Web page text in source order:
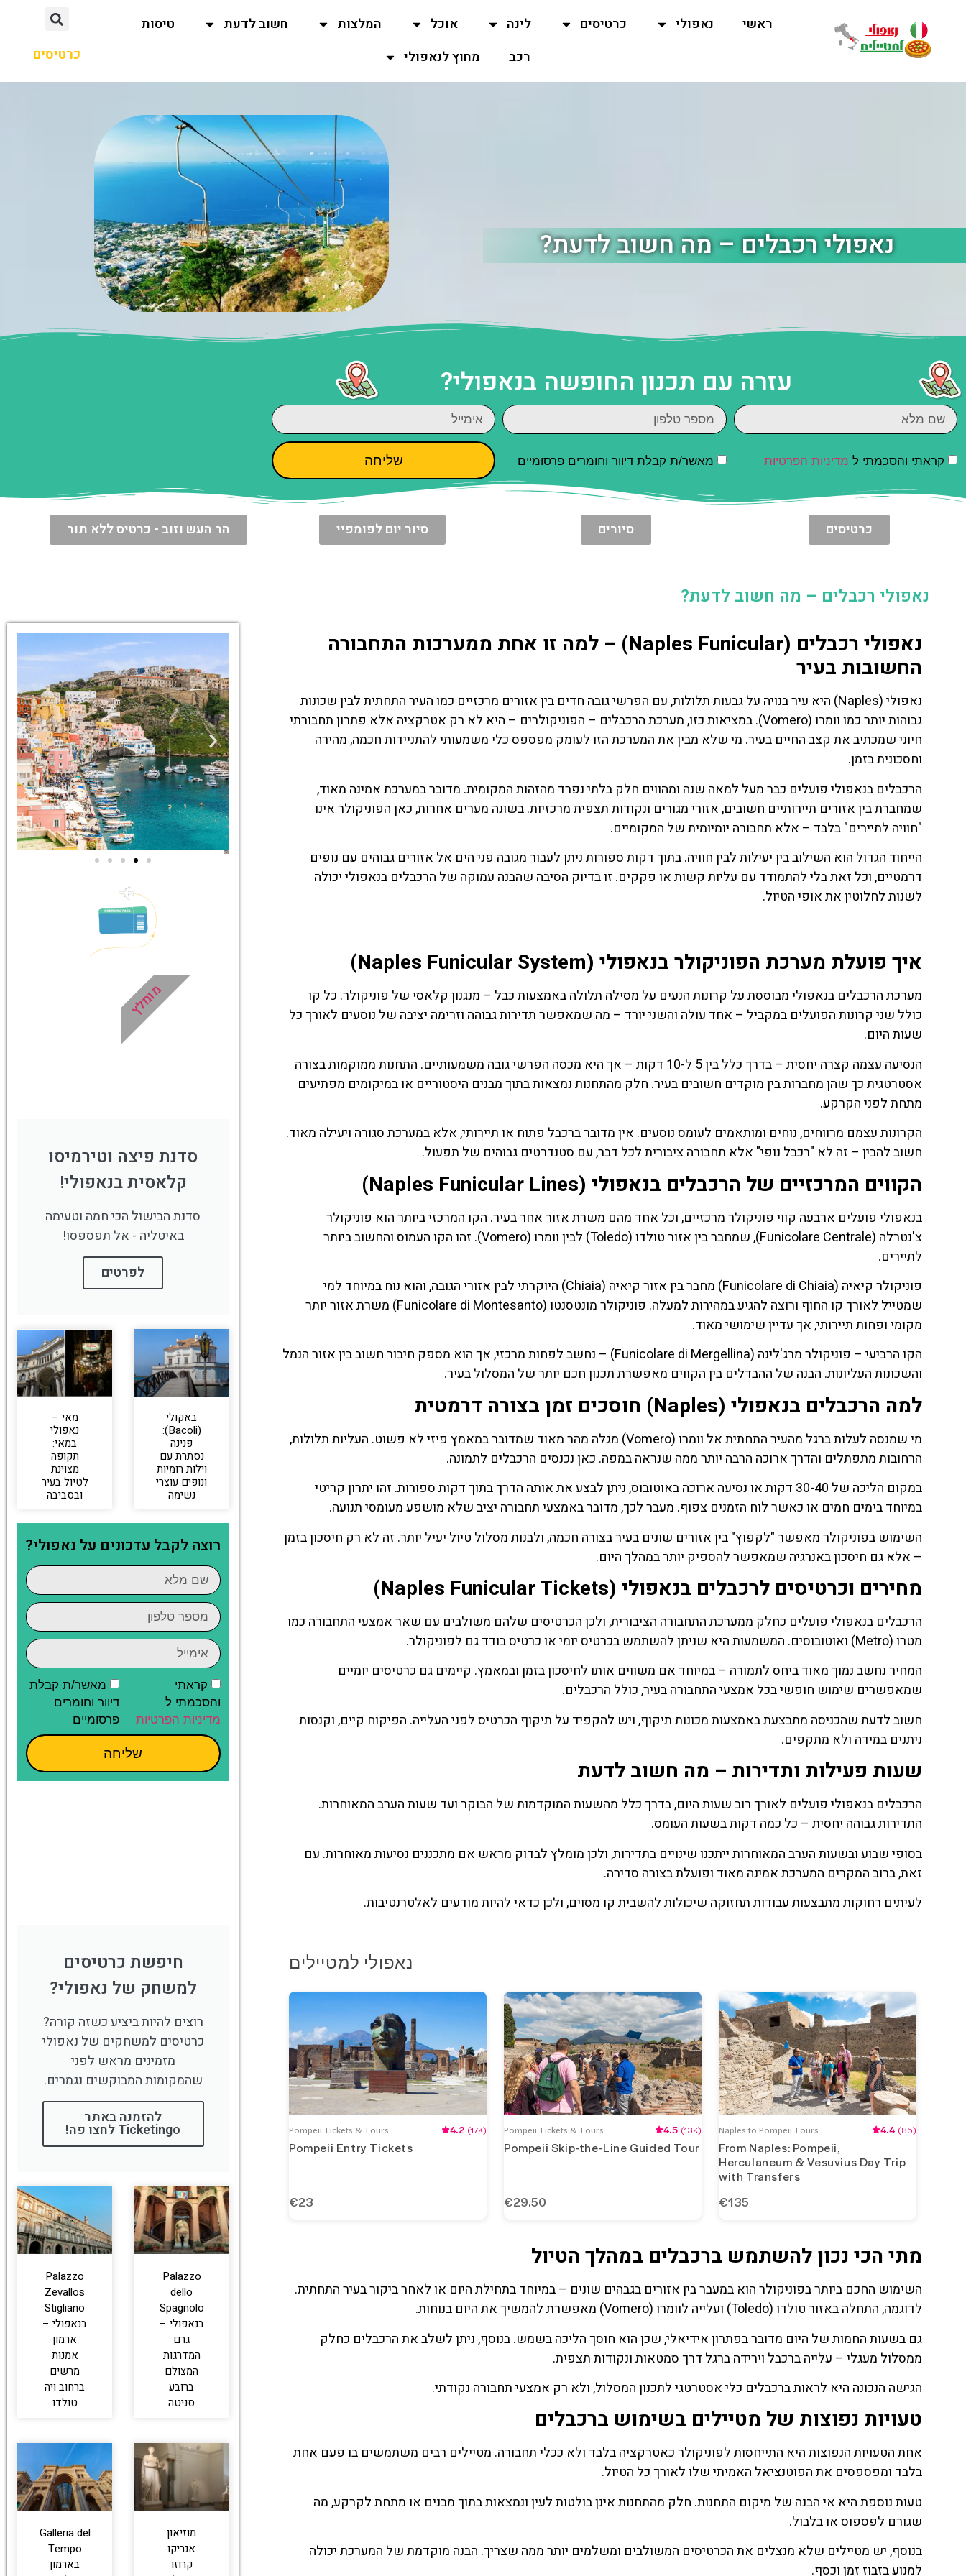
ראשי נאפולי כרטיסים לינה אוכל המלצות חשוב לדעת
טיסות
רכב
מחוץ לנאפולי כרטיסים
נאפולי רכבלים – מה חשוב לדעת?
עזרה עם תכנון החופשה בנאפולי?
קראתי והסכמתי ל מדיניות הפרטיות מאשר/ת קבלת דיוור וחומרים פרסומיים שליחה
כרטיסים סיורים סיור יום לפומפיי הר העש וזוב - כרטיס ללא תור
נאפולי רכבלים – מה חשוב לדעת?
נאפולי רכבלים (Naples Funicular) – למה זו אחת ממערכות התחבורה
החשובות בעיר
נאפולי (Naples) היא עיר בנויה על גבעות תלולות, עם הפרשי גובה חדים בין אזורים מרכזיים כמו העיר התחתית לבין שכונות
גבוהות יותר כמו וומרו (Vomero). במציאות כזו, מערכת הרכבלים – הפוניקולרים – היא לא רק אטרקציה אלא פתרון תחבורתי
חיוני שמכתיב את קצב החיים בעיר. מי שלא מבין את המערכת הזו לעומק מפספס כלי משמעותי להתניידות חכמה, מהירה
וחסכונית בזמן.
הרכבלים בנאפולי פועלים כבר מעל למאה שנה ומהווים חלק בלתי נפרד מהזהות המקומית. מדובר במערכת אמינה מאוד,
שמחברת בין אזורים תיירותיים חשובים, אזורי מגורים ונקודות תצפית מרכזיות. בשונה מערים אחרות, כאן הפוניקולר אינו
"חוויה לתיירים" בלבד – אלא תחבורה יומיומית של המקומיים.
הייחוד הגדול הוא השילוב בין יעילות לבין חוויה. בתוך דקות ספורות ניתן לעבור מגובה פני הים אל אזורים גבוהים עם נופים
דרמטיים, וכל זאת בלי להתמודד עם עליות קשות או פקקים. זו בדיוק הסיבה שהבנה עמוקה של הרכבלים בנאפולי יכולה
לשנות לחלוטין את אופי הטיול.
איך פועלת מערכת הפוניקולר בנאפולי (Naples Funicular System)
מערכת הרכבלים בנאפולי מבוססת על קרונות הנעים על מסילה תלולה באמצעות כבל – מנגנון קלאסי של פוניקולר. כל קו
כולל שני קרונות הפועלים במקביל – אחד עולה והשני יורד – מה שמאפשר תדירות גבוהה וזרימה יציבה של נוסעים לאורך כל
שעות היום.
הנסיעה עצמה קצרה יחסית – בדרך כלל בין 5 ל-10 דקות – אך היא מכסה הפרשי גובה משמעותיים. התחנות ממוקמות בצורה
אסטרטגית כך שהן מחברות בין מוקדים חשובים בעיר. חלק מהתחנות נמצאות בתוך מבנים היסטוריים או במיקומים מפתיעים
מתחת לפני הקרקע.
הקרונות עצמם מרווחים, נוחים ומותאמים לעומס נוסעים. אין מדובר ברכבל פתוח או תיירותי, אלא במערכת סגורה ויעילה מאוד.
חשוב להבין – זה לא "רכבל נופי" אלא תחבורה ציבורית לכל דבר, עם סטנדרטים גבוהים של תפעול.
הקווים המרכזיים של הרכבלים בנאפולי (Naples Funicular Lines)
בנאפולי פועלים ארבעה קווי פוניקולר מרכזיים, וכל אחד מהם משרת אזור אחר בעיר. הקו המרכזי ביותר הוא פוניקולר
צ'נטרלה (Funicolare Centrale), שמחבר בין אזור טולדו (Toledo) לבין וומרו (Vomero). זהו הקו העמוס והחשוב ביותר
לתיירים.
פוניקולר קיאיה (Funicolare di Chiaia) מחבר בין אזור קיאיה (Chiaia) היוקרתי לבין אזורי הגובה, והוא נוח במיוחד למי
שמטייל לאורך קו החוף ורוצה להגיע במהירות למעלה. פוניקולר מונטסנטו (Funicolare di Montesanto) משרת אזור יותר
מקומי ופחות תיירותי, אך עדיין שימושי מאוד.
הקו הרביעי – פוניקולר מרג'לינה (Funicolare di Mergellina) – נחשב לפחות מרכזי, אך הוא מספק חיבור חשוב בין אזור הנמל
והשכונות העליונות. הבנה של ההבדלים בין הקווים מאפשרת תכנון חכם יותר של המסלול בעיר.
למה הרכבלים בנאפולי (Naples) חוסכים זמן בצורה דרמטית
מי שמנסה לעלות ברגל מהעיר התחתית אל וומרו (Vomero) מגלה מהר מאוד שמדובר במאמץ פיזי לא פשוט. העליות תלולות,
הרחובות מתפתלים והדרך ארוכה הרבה יותר ממה שנראה במפה. כאן נכנסים הרכבלים לתמונה.
במקום הליכה של 30-40 דקות או נסיעה ארוכה באוטובוס, ניתן לבצע את אותה הדרך בתוך דקות ספורות. זהו יתרון קריטי
במיוחד בימים חמים או כאשר לוח הזמנים צפוף. מעבר לכך, מדובר באמצעי תחבורה יציב שלא מושפע מעומסי תנועה.
השימוש בפוניקולר מאפשר "לקפוץ" בין אזורים שונים בעיר בצורה חכמה, ולבנות מסלול טיול יעיל יותר. זה לא רק חיסכון בזמן
– אלא גם חיסכון באנרגיה שמאפשר להספיק יותר במהלך היום.
מחירים וכרטיסים לרכבלים בנאפולי (Naples Funicular Tickets)
הרכבלים בנאפולי פועלים כחלק ממערכת התחבורה הציבורית, ולכן הכרטיסים שלהם משולבים עם שאר אמצעי התחבורה כמו
מטרו (Metro) ואוטובוסים. המשמעות היא שניתן להשתמש בכרטיס יומי או כרטיס בודד גם לפוניקולר.
המחיר נחשב נמוך מאוד ביחס לתמורה – במיוחד אם משווים אותו לחיסכון בזמן ובמאמץ. קיימים גם כרטיסים יומיים
שמאפשרים שימוש חופשי בכל אמצעי התחבורה בעיר, כולל הרכבלים.
חשוב לדעת שהכניסה מתבצעת באמצעות מכונות תיקוף, ויש להקפיד על תיקוף הכרטיס לפני העלייה. הפיקוח קיים, וקנסות
ניתנים במידה ולא מתקפים.
שעות פעילות ותדירות – מה חשוב לדעת
הרכבלים בנאפולי פועלים לאורך רוב שעות היום, בדרך כלל מהשעות המוקדמות של הבוקר ועד שעות הערב המאוחרות.
התדירות גבוהה יחסית – כל כמה דקות בשעות העומס.
בסופי שבוע ובשעות הערב המאוחרות ייתכנו שינויים בתדירות, ולכן מומלץ לבדוק מראש אם מתכננים נסיעות מאוחרות. עם
זאת, ברוב המקרים המערכת אמינה מאוד ופועלת בצורה סדירה.
לעיתים רחוקות מתבצעות עבודות תחזוקה שיכולות להשבית קו מסוים, ולכן כדאי להיות מודעים לאלטרנטיבות.
מתי הכי נכון להשתמש ברכבלים במהלך הטיול
השימוש החכם ביותר בפוניקולר הוא במעבר בין אזורים בגבהים שונים – במיוחד בתחילת היום או לאחר ביקור בעיר התחתית.
לדוגמה, התחלה באזור טולדו (Toledo) ועלייה לוומרו (Vomero) מאפשרת להמשיך את היום בנוחות.
גם בשעות החמות של היום מדובר בפתרון אידיאלי, שכן הוא חוסך הליכה בשמש. בנוסף, ניתן לשלב את הרכבלים כחלק
ממסלול מעגלי – עלייה ברכבל וירידה ברגל דרך סמטאות ונקודות תצפית.
הגישה הנכונה היא לראות ברכבלים כלי אסטרטגי לתכנון המסלול, ולא רק אמצעי תחבורה נקודתי.
טעויות נפוצות של מטיילים בשימוש ברכבלים
אחת הטעויות הנפוצות היא התייחסות לפוניקולר כאטרקציה בלבד ולא ככלי תחבורה. מטיילים רבים משתמשים בו פעם אחת
בלבד ומפספסים את הפוטנציאל האמיתי שלו לאורך כל הטיול.
טעות נוספת היא אי הבנה של מיקום התחנות. חלק מהתחנות אינן בולטות לעין ונמצאות בתוך מבנים או מתחת לקרקע, מה
שגורם לפספוס או בלבול.
בנוסף, יש מטיילים שלא מנצלים את הכרטיסים המשולבים ומשלמים יותר ממה שצריך. הבנה מוקדמת של המערכת יכולה
למנוע בזבוז זמן וכסף.
טיסות
לחצו
השוואת מחירים
איטליה!
לחצו פה!
סיורים
הדרכה מקצועית
ואינפורמטיבית
במיוחד עבורכם!
לחצו פה!
סדנת פיצה וטירמיסו
קלאסית בנאפולי!
סדנת הבישול הכי חמה וטעימה
באיטליה - אל תפספסו!
לפרטים
מומלץ
באקולי
(Bacoli):
פנינה
נסתרת עם
וילות רומיות
ונופים עוצרי
נשימה
מאי –
נאפולי
במאי:
תקופה
מצוינת
לטיול בעיר
ובסביבה
רוצה לקבל עדכונים על נאפולי?
קראתי
והסכמתי ל
מדיניות הפרטיות
מאשר/ת קבלת
דיוור וחומרים
פרסומיים
שליחה
חיפשת כרטיסים
למשחק של נאפולי?
רוצים להיות ביציע כשזה קורה?
כרטיסים למשחקים של נאפולי
מזמינים מראש לפני
שהמקומות המבוקשים נגמרים.
להזמנה באתר
Ticketingo לחצו פה!
Palazzo
dello
Spagnolo
בנאפולי –
גרם
המדרגות
המצולם
ברובע
סניטה
Palazzo
Zevallos
Stigliano
בנאפולי –
ארמון
אמנות
מרשים
ברחוב ויה
טולדו
מוזיאון
אנריקו
קרוזו
Galleria del
Tempo
בארמון